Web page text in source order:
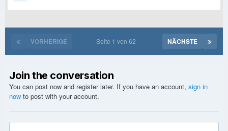
VORHERIGE NÄCHSTE
Seite 1 von 62
Join the conversation
You can post now and register later. If you have an account, sign in
now to post with your account.